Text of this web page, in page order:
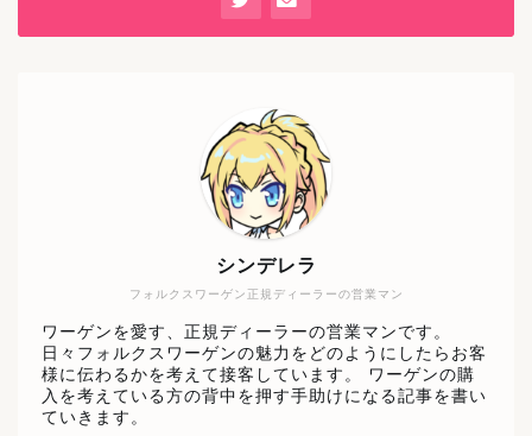
フォルクスワーゲン正規ディーラーの営業マン
シンデレラ
ワーゲンを愛す、正規ディーラーの営業マンです。
日々フォルクスワーゲンの魅力をどのようにしたらお客
様に伝わるかを考えて接客しています。 ワーゲンの購
入を考えている方の背中を押す手助けになる記事を書い
ていきます。